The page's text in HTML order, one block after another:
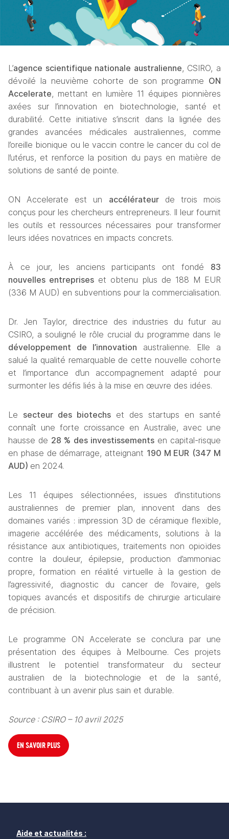
L’agence scientifique nationale australienne, CSIRO, a
dévoilé la neuvième cohorte de son programme ON
Accelerate, mettant en lumière 11 équipes pionnières
axées sur l’innovation en biotechnologie, santé et
durabilité. Cette initiative s’inscrit dans la lignée des
grandes avancées médicales australiennes, comme
l’oreille bionique ou le vaccin contre le cancer du col de
l’utérus, et renforce la position du pays en matière de
solutions de santé de pointe.
ON Accelerate est un accélérateur de trois mois
conçus pour les chercheurs entrepreneurs. Il leur fournit
les outils et ressources nécessaires pour transformer
leurs idées novatrices en impacts concrets.
À ce jour, les anciens participants ont fondé 83
nouvelles entreprises et obtenu plus de 188 M EUR
(336 M AUD) en subventions pour la commercialisation.
Dr. Jen Taylor, directrice des industries du futur au
développement de l’innovation australienne. Elle a
salué la qualité remarquable de cette nouvelle cohorte
et l’importance d’un accompagnement adapté pour
surmonter les défis liés à la mise en œuvre des idées.
Le secteur des biotechs et des startups en santé
connaît une forte croissance en Australie, avec une
hausse de 28 % des investissements en capital-risque
en phase de démarrage, atteignant 190 M EUR (347 M
AUD) en 2024.
Les 11 équipes sélectionnées, issues d’institutions
australiennes de premier plan, innovent dans des
domaines variés : impression 3D de céramique flexible,
imagerie accélérée des médicaments, solutions à la
résistance aux antibiotiques, traitements non opioïdes
contre la douleur, épilepsie, production d’ammoniac
propre, formation en réalité virtuelle à la gestion de
l’agressivité, diagnostic du cancer de l’ovaire, gels
topiques avancés et dispositifs de chirurgie articulaire
de précision.
Le programme ON Accelerate se conclura par une
présentation des équipes à Melbourne. Ces projets
illustrent le potentiel transformateur du secteur
australien de la biotechnologie et de la santé,
contribuant à un avenir plus sain et durable.
Source : CSIRO – 10 avril 2025
EN SAVOIR PLUS
Aide et actualités :